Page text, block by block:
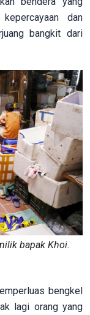
dan
bangkit dari
bapak Khoi.
bengkel
lagi orang yang